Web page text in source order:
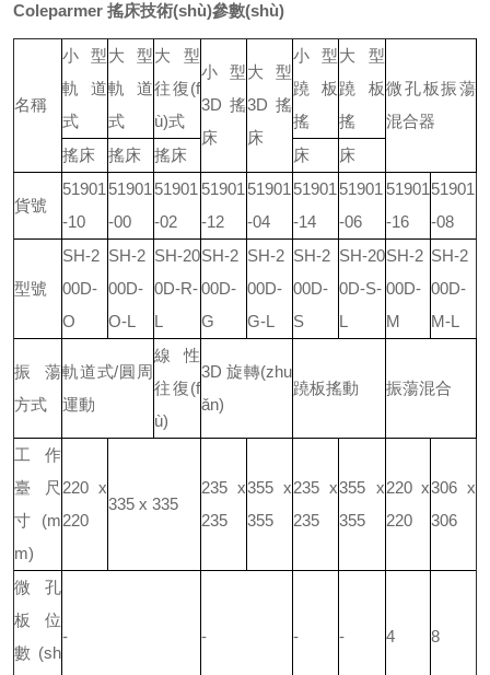
Coleparmer 搖床技術(shù)參數(shù)
名稱
小型
軌道
式
大型
軌道
式
大型
往復(f
ù)式
小型
3D 搖
床
大型
3D 搖
床
小型
蹺板
搖
大型
蹺板
搖
微孔板振蕩
混合器
搖床
搖床 搖床 床 床
貨號
51901
-10
51901
-00
51901
-02
51901
-12
51901
-04
51901
-14
51901
-06
51901
-16
51901
-08
型號
SH-2
00D-
O
SH-2
00D-
O-L
SH-20
0D-R-
L
SH-2
00D-
G
SH-2
00D-
G-L
SH-2
00D-
S
SH-20
0D-S-
L
SH-2
00D-
M
SH-2
00D-
M-L
振蕩
方式
軌道式/圓周
運動
線性
往復(f
ù)
3D 旋轉(zhu
ǎn)
蹺板搖動 振蕩混合
工作
臺尺
寸(m
m)
220 x
220
335 x 335
235 x
235
355 x
355
235 x
235
355 x
355
220 x
220
306 x
306
微孔
板位
數(sh
- - - - 4 8